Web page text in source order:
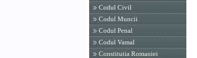
Codul Civil
Codul Muncii
Codul Penal
Codul Vamal
Constitutia Romaniei